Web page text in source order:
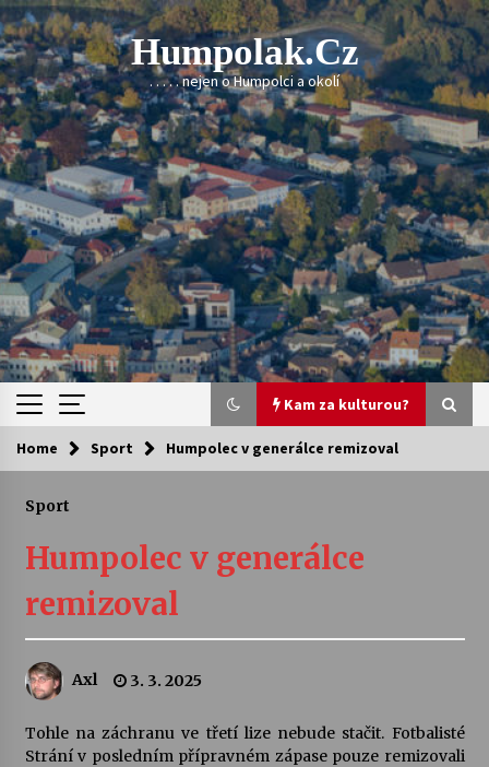
Skip
to
content
Humpolak.cz
. . . . . nejen o Humpolci a okolí
Kam za kulturou?
Kam za kulturou?
4. 8. 2026
kapkou
Veselí muzikanti
30. 7. 2026
Home Sport Humpolec v generálce remizoval
Sport
Humpolec v generálce
remizoval
Axl 3. 3. 2025
Tohle na záchranu ve třetí lize nebude stačit. Fotbalisté
Strání v posledním přípravném zápase pouze remizovali